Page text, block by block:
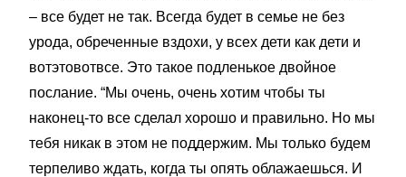
– все будет не так. Всегда будет в семье не без
урода, обреченные вздохи, у всех дети как дети и
вотэтовотвсе. Это такое подленькое двойное
послание. “Мы очень, очень хотим чтобы ты
наконец-то все сделал хорошо и правильно. Но мы
тебя никак в этом не поддержим. Мы только будем
терпеливо ждать, когда ты опять облажаешься. И